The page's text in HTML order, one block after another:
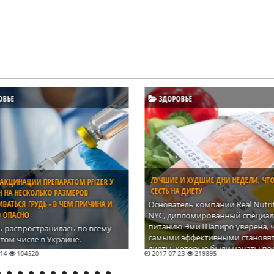
ХУДШИЕ ДНИ НЕДЕЛИ, ЧТОБЫ
ДИЕТУ
компании Real Nutrition
специалист по
Эми Шапиро уверена, что
становятся
были начаты под
сильных психологических
а не лишнего веса. Поэтому
219895
ЗДОРОВЬЕ
ПИЩЕВЫЕ ПРОДУКТЫ, КОТОРЫЕ
ПОДДЕЛЫВАЮТ ЧАЩЕ ВСЕГО
Печально, но факт: около 10%
продуктов, которые мы
являются подделкой. Почему и
И какие это продукты? Узнаете
статье.
2017-07-09 220545